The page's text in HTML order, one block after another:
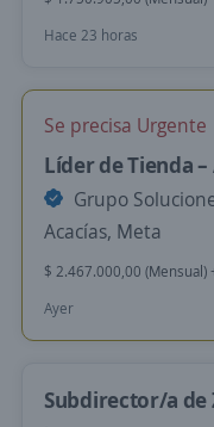
Hace 23 horas
Se precisa Urgente
Líder de Tienda
Grupo
Acacías, Meta
$ 2.467.000,00 (Mensual)
Ayer
Subdirector/a de